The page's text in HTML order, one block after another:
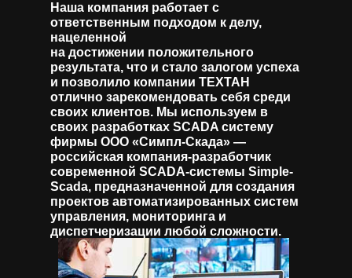
Наша компания работает с
ответственным подходом к делу,
нацеленной
на достижении положительного
результата, что и стало залогом успеха
и позволило компании ТЕХТАН
отлично зарекомендовать себя среди
своих клиентов. Мы используем в
своих разработках SCADA систему
фирмы ООО «Симпл-Скада» —
российская компания-разработчик
современной SCADA-системы Simple-
Scada, предназначенной для создания
проектов автоматизированных систем
управления, мониторинга и
диспетчеризации любой сложности.